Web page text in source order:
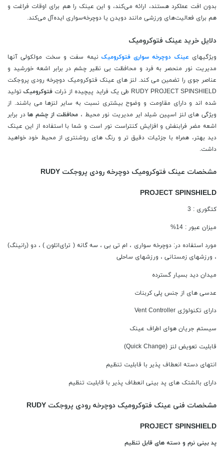
بدون افت عملکرد هستند، ارائه می‌کند، و این عینک را هم برای اوقات فراغت و
هم برای فعالیت‌های ورزشی مانند دویدن یا دوچرخه‌سواری ایده‌آل می‌کند.
دلایل خرید عینک فتوکرومیک
ویژگیهای عینک دوچرخه سواری فتوکرومیک نیمه سفت و سخت مولکولی آنها
مدیریت نور منحصر به فرد و محافظت بی نظیر چشم در برابر اشعه خورشید و
عناصر جوی را تضمین می کند. لنز های عینک فتوکرومیک دوچرخه رودی پروجکت
RUDY PROJECT SPINSHIELD طی یک فراید پیچیده از ذرات
فتوکرومیکتولید
شده اند و دارای مقاومت و وضوح بیشتری نسبت به سایر لنزها می باشند. از
ویژگی های لنز اسپین شیلد ایر مدیریت نور محیط ، محافظت از چشم هادر برابر
اشعه مضر فرابنفش و افزایش کنتراست نور است و شما با استفاده از این عینک
دید بهتر، همراه با جزئیات دقیق تر و رنگ های روشنتری از محیط خود خواهید
داشت.
مشخصات عینک فتوکرومیک دوچرخه رودی پروجکت RUDY
PROJECT SPINSHIELD
کتگوری : 3
میزان عبور : 14%
مورد استفاده در: دوچرخه سواری ، ام تی بی ، سه گانه ( ترای‌اتلون ) ، دو (رانینگ)
، ورزشهای زمستانی ، ورزشهای ساحلی
میدان دید بسیار گسترده
عدسی های از جنس پلی کربنات
دارای تکنولوژی Vent Controller
سیستم جریان هوای اطراف عینک
قابلیت تعویض لنز (Quick Change)
انتهای دسته انعطاف پذیر با قابلیت تنظیم
دارای بالشتک های پد بینی انعطاف پذیر با قابلیت تنظیم
مشخصات فنی عینک فتوکرومیک دوچرخه رودی پروجکت RUDY
PROJECT SPINSHIELD
پد بینی نرم و دسته های قابل تنظیم